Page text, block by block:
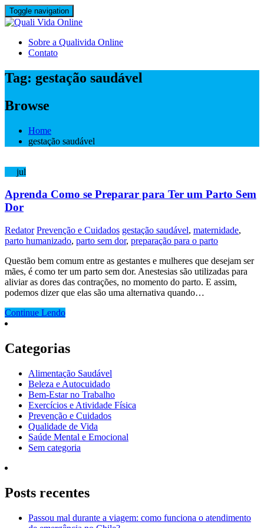
Skip
to
Toggle navigation
Sobre a Qualivida Online
Contato
Tag: gestação saudável
Browse
Home
gestação saudável
jul
Aprenda Como se Preparar para Ter um Parto Sem
Dor
Redator Prevenção e Cuidados gestação saudável, maternidade,
parto humanizado, parto sem dor, preparação para o parto
Questão bem comum entre as gestantes e mulheres que desejam ser
mães, é como ter um parto sem dor. Anestesias são utilizadas para
aliviar as dores das contrações, no momento do parto. E assim,
podemos dizer que elas são uma alternativa quando…
Continue Lendo
Categorias
Alimentação Saudável
Beleza e Autocuidado
Bem-Estar no Trabalho
Exercícios e Atividade Física
Prevenção e Cuidados
Qualidade de Vida
Saúde Mental e Emocional
Sem categoria
Posts recentes
Passou mal durante a viagem: como funciona o atendimento